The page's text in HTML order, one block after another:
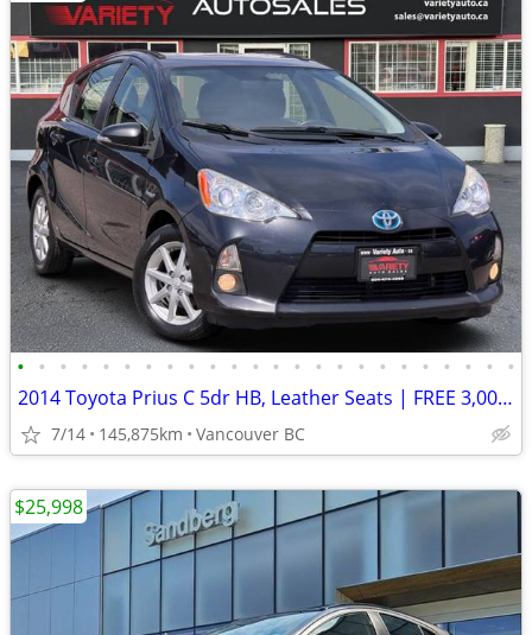
• • • • • • • • • • • • • • • • • • • • • • • •
2014 Toyota Prius C 5dr HB, Leather Seats | FREE 3,000 KM WARRANTY
7/14 145,875km Vancouver BC
$25,998